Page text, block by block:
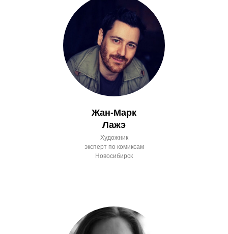
Жан-Марк
Лажэ
Художник
эксперт по комиксам
Новосибирск